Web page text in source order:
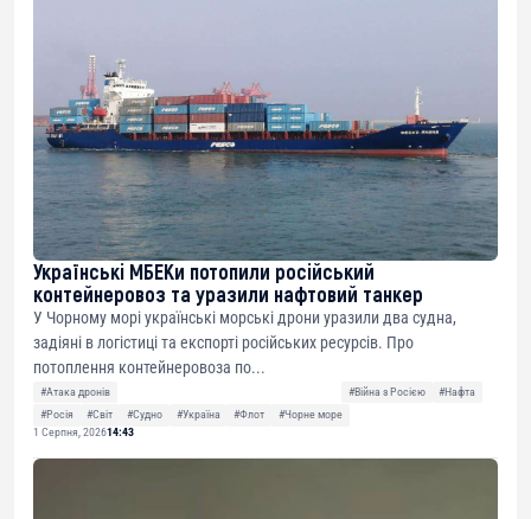
Українські МБЕКи потопили російський
контейнеровоз та уразили нафтовий танкер
У Чорному морі українські морські дрони уразили два судна,
задіяні в логістиці та експорті російських ресурсів. Про
потоплення контейнеровоза по...
#Атака дронів #Війна з Росією
#Нафта
#Росія
#Світ #Судно #Україна #Флот
#Чорне море
1 Серпня, 202614:43